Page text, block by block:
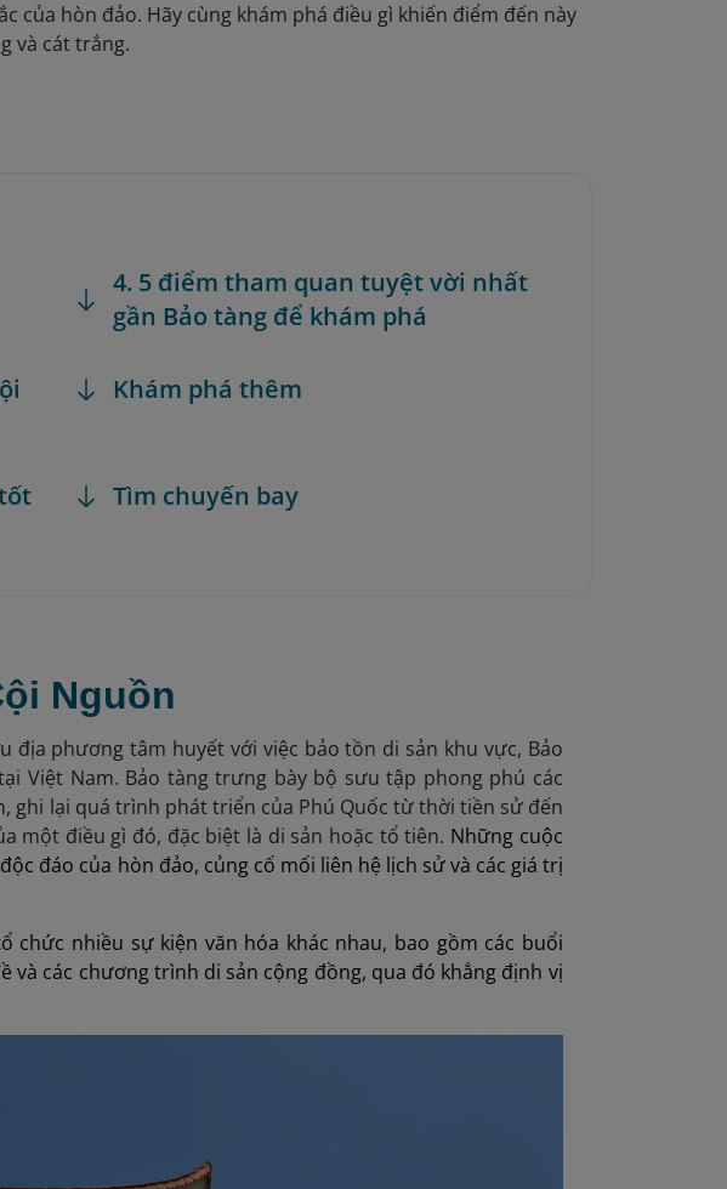
của hòn đảo. Hãy cùng khám phá điều gì khiến điểm đến này
và cát trắng.
4. 5 điểm tham quan tuyệt vời nhất
gần Bảo tàng để khám phá
Khám phá thêm
Tìm chuyến bay
Nguồn
phương tâm huyết với việc bảo tồn di sản khu vực, Bảo
Việt Nam. Bảo tàng trưng bày bộ sưu tập phong phú các
ghi lại quá trình phát triển của Phú Quốc từ thời tiền sử đến
một điều gì đó, đặc biệt là di sản hoặc tổ tiên. Những cuộc
đáo của hòn đảo, củng cố mối liên hệ lịch sử và các giá trị
chức nhiều sự kiện văn hóa khác nhau, bao gồm các buổi
các chương trình di sản cộng đồng, qua đó khẳng định vị